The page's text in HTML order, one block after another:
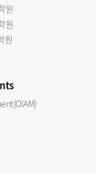
원
원
원